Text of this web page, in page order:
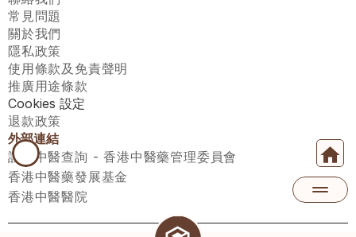
常見問題
關於我們
隱私政策
使用條款及免責聲明
推廣用途條款
Cookies 設定
退款政策
外部連結
註冊中醫查詢 - 香港中醫藥管理委員會
香港中醫藥發展基金
香港中醫醫院